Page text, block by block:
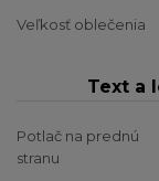
Veľkosť oblečenia
Text a
Potlač na prednú
stranu